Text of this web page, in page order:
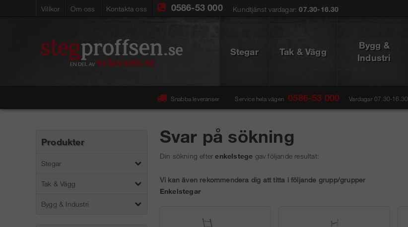
Villkor Om oss Kontakta oss 0586-53 000 Kundtjänst vardagar:07.30-16.30
Stegar Tak & Vägg
Bygg &
Industri
Snabba leveranser Service hela vägen 0586-53 000 Vardagar 07.30-16.30
Produkter
Stegar
Tak & Vägg
Bygg & Industri
Svar på sökning
Din sökning efterenkelstege gav följande resultat:
Vi kan även rekommendera dig att titta i följande grupp/grupper
Enkelstegar